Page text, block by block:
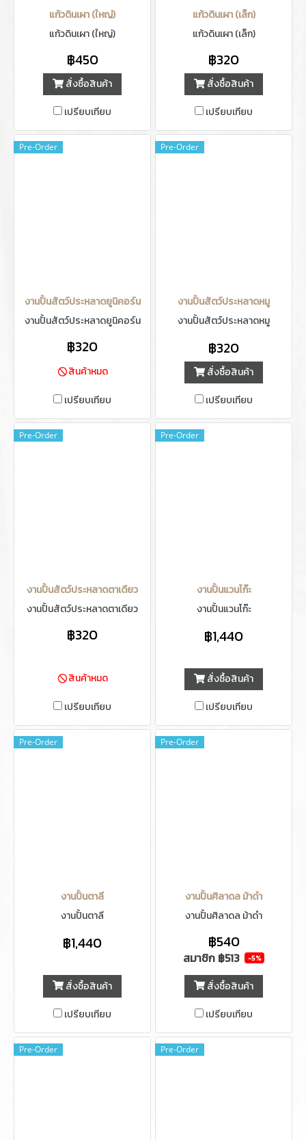
แก้วดินเผา (ใหญ่)
แก้วดินเผา (ใหญ่)
฿450
สั่งซื้อสินค้า
เปรียบเทียบ
แก้วดินเผา (เล็ก)
แก้วดินเผา (เล็ก)
฿320
สั่งซื้อสินค้า
เปรียบเทียบ
Pre-Order
งานปั้นสัตว์ประหลาดยูนิคอร์น
งานปั้นสัตว์ประหลาดยูนิคอร์น
฿320
สินค้าหมด
เปรียบเทียบ
Pre-Order
งานปั้นสัตว์ประหลาดหมู
งานปั้นสัตว์ประหลาดหมู
฿320
สั่งซื้อสินค้า
เปรียบเทียบ
Pre-Order
งานปั้นสัตว์ประหลาดตาเดียว
งานปั้นสัตว์ประหลาดตาเดียว
฿320
สินค้าหมด
เปรียบเทียบ
Pre-Order
งานปั้นแวนโก๊ะ
งานปั้นแวนโก๊ะ
฿1,440
สั่งซื้อสินค้า
เปรียบเทียบ
Pre-Order
งานปั้นตาลี
งานปั้นตาลี
฿1,440
สั่งซื้อสินค้า
เปรียบเทียบ
Pre-Order
งานปั้นศิลาดล ม้าดำ
งานปั้นศิลาดล ม้าดำ
฿540
สมาชิก ฿513 -5%
สั่งซื้อสินค้า
เปรียบเทียบ
Pre-Order Pre-Order